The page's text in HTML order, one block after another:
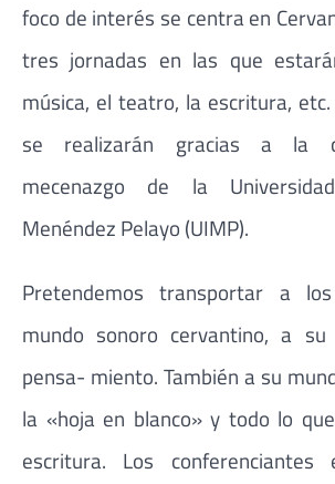
foco de interés se centra en
tres jornadas en las que
música, el teatro, la escritura,
se realizarán gracias a la
mecenazgo de la
Menéndez Pelayo (UIMP).
Pretendemos transportar a
mundo sonoro cervantino, a
pensa- miento. También a su
la «hoja en blanco» y todo lo
escritura. Los conferenciantes